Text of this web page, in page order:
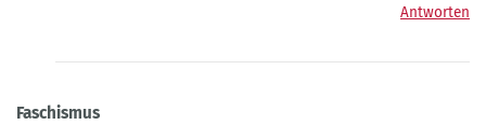
Antworten
Faschismus